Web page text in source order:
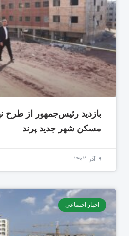
بازدید رئیس‌جمهور از
مسکن شهر جدید پرند
۹ 'آذر '۱۴۰۲
اخبار اجتماعی